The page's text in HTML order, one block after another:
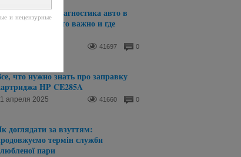
и нецензурныедиагностика авто в
почему это важно и где
41697 0
что нужно знать про заправку
HP CE285A
апреля 2025 41660 0
доглядати за взуттям:
термін служби
пари